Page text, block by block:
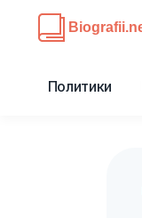
Политики